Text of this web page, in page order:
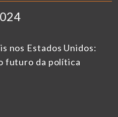
nos Estados Unidos:
futuro da política